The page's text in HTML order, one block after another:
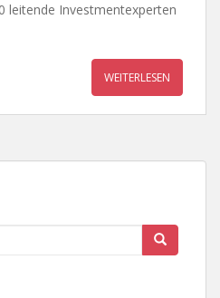
leitende Investmentexperten
WEITERLESEN